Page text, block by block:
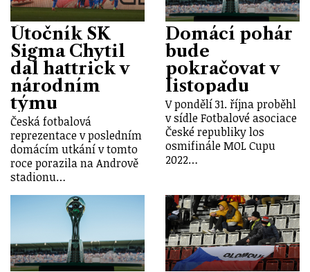
Útočník SK
Sigma Chytil
dal hattrick v
národním
týmu
Česká fotbalová
reprezentace v posledním
domácím utkání v tomto
roce porazila na Andrově
stadionu…
Domácí pohár
bude
pokračovat v
listopadu
V pondělí 31. října proběhl
v sídle Fotbalové asociace
České republiky los
osmifinále MOL Cupu
2022…